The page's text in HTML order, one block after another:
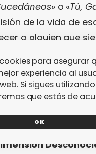
» o «Tú,
de la vida de
a alguien que
a media asta
no quita que,
mejor será que
prueba «Por
Han bastado dos
de Garfunkel» y el
para asegurar
experiencia al
Si sigues
que estás de
OK